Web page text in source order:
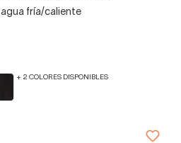
fría/caliente
+ 2 COLORES DISPONIBLES